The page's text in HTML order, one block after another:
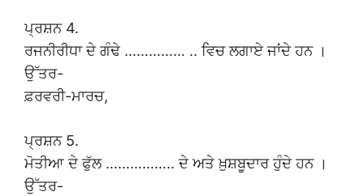
ਪ੍ਰਸ਼ਨ 4.
ਰਜਨੀਰੀਧਾ ਦੇ ਗੰਢੇ …………… .. ਵਿਚ ਲਗਾਏ ਜਾਂਦੇ ਹਨ ।
ਉੱਤਰ-
ਫ਼ਰਵਰੀ-ਮਾਰਚ,
ਪ੍ਰਸ਼ਨ 5.
ਮੋਤੀਆ ਦੇ ਫੁੱਲ …………….. ਦੇ ਅਤੇ ਖ਼ੁਸ਼ਬੂਦਾਰ ਹੁੰਦੇ ਹਨ ।
ਉੱਤਰ-